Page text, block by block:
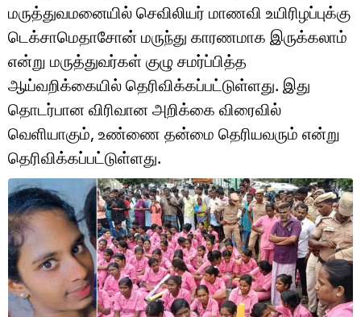
லைஃப்ஸ்டைல்
வணிகம்
டெக்னாலஜி
ஆன்மீகம்
வைரல்
ஹெஃல்த்
ஷார்ட் வீடியோஸ்
வலை கதைகள்
போட்டோ கேலரி
மருத்துவமனையில் செவிலியர் மாணவி உயிரிழப்புக்கு
டெக்சாமெதாசோன் மருந்து காரணமாக இருக்கலாம்
என்று மருத்துவர்கள் குழு சமர்ப்பித்த
ஆய்வறிக்கையில் தெரிவிக்கப்பட்டுள்ளது. இது
தொடர்பான விரிவான அறிக்கை விரைவில்
வெளியாகும், உண்ணை தன்மை தெரியவரும் என்று
தெரிவிக்கப்பட்டுள்ளது.